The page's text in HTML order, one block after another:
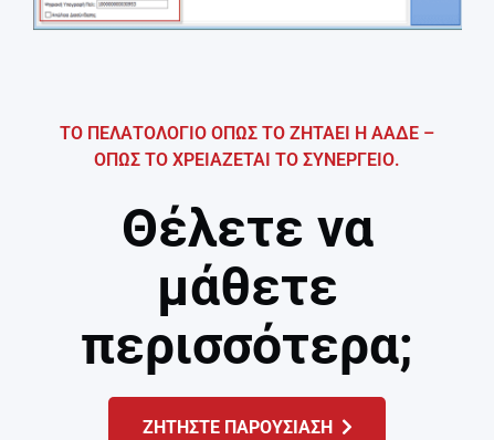
ΤΟ ΠΕΛΑΤΟΛΟΓΙΟ ΟΠΩΣ ΤΟ ΖΗΤΑΕΙ Η ΑΑΔΕ –
ΟΠΩΣ ΤΟ ΧΡΕΙΑΖΕΤΑΙ ΤΟ ΣΥΝΕΡΓΕΙΟ.
Θέλετε να
μάθετε
περισσότερα;
ΖΗΤΗΣΤΕ ΠΑΡΟΥΣΙΑΣΗ